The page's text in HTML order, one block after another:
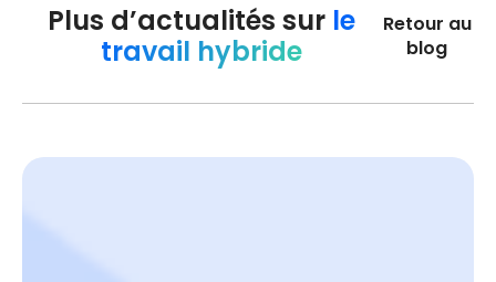
Plus d’actualités sur le
travail hybride
Retour au
blog